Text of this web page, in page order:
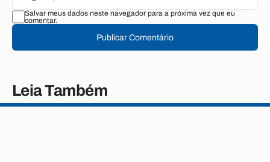
Salvar meus dados neste navegador para a próxima vez que eu
comentar.
Publicar Comentário
Leia Também